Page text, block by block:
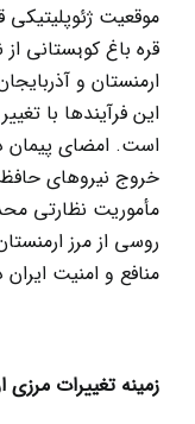
موقعیت
قره باغ کوہستانی
ارمنستان و
این فرآیندها با
است. امضای پیمان
خروج نیروهای
مأموریت نظارتی
روسی از مرز
منافع و امنیت ایران
زمینه تغییرات مرزی